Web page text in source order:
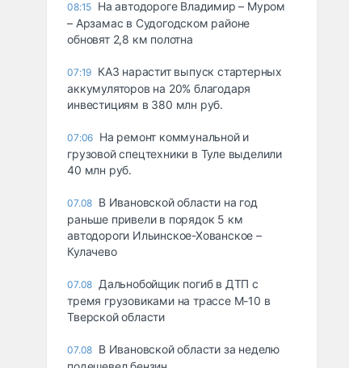
08:15 На автодороге Владимир – Муром
– Арзамас в Судогодском районе
обновят 2,8 км полотна
07:19 КАЗ нарастит выпуск стартерных
аккумуляторов на 20% благодаря
инвестициям в 380 млн руб.
07:06 На ремонт коммунальной и
грузовой спецтехники в Туле выделили
40 млн руб.
07.08 В Ивановской области на год
раньше привели в порядок 5 км
автодороги Ильинское-Хованское –
Кулачево
07.08 Дальнобойщик погиб в ДТП с
тремя грузовиками на трассе М-10 в
Тверской области
07.08 В Ивановской области за неделю